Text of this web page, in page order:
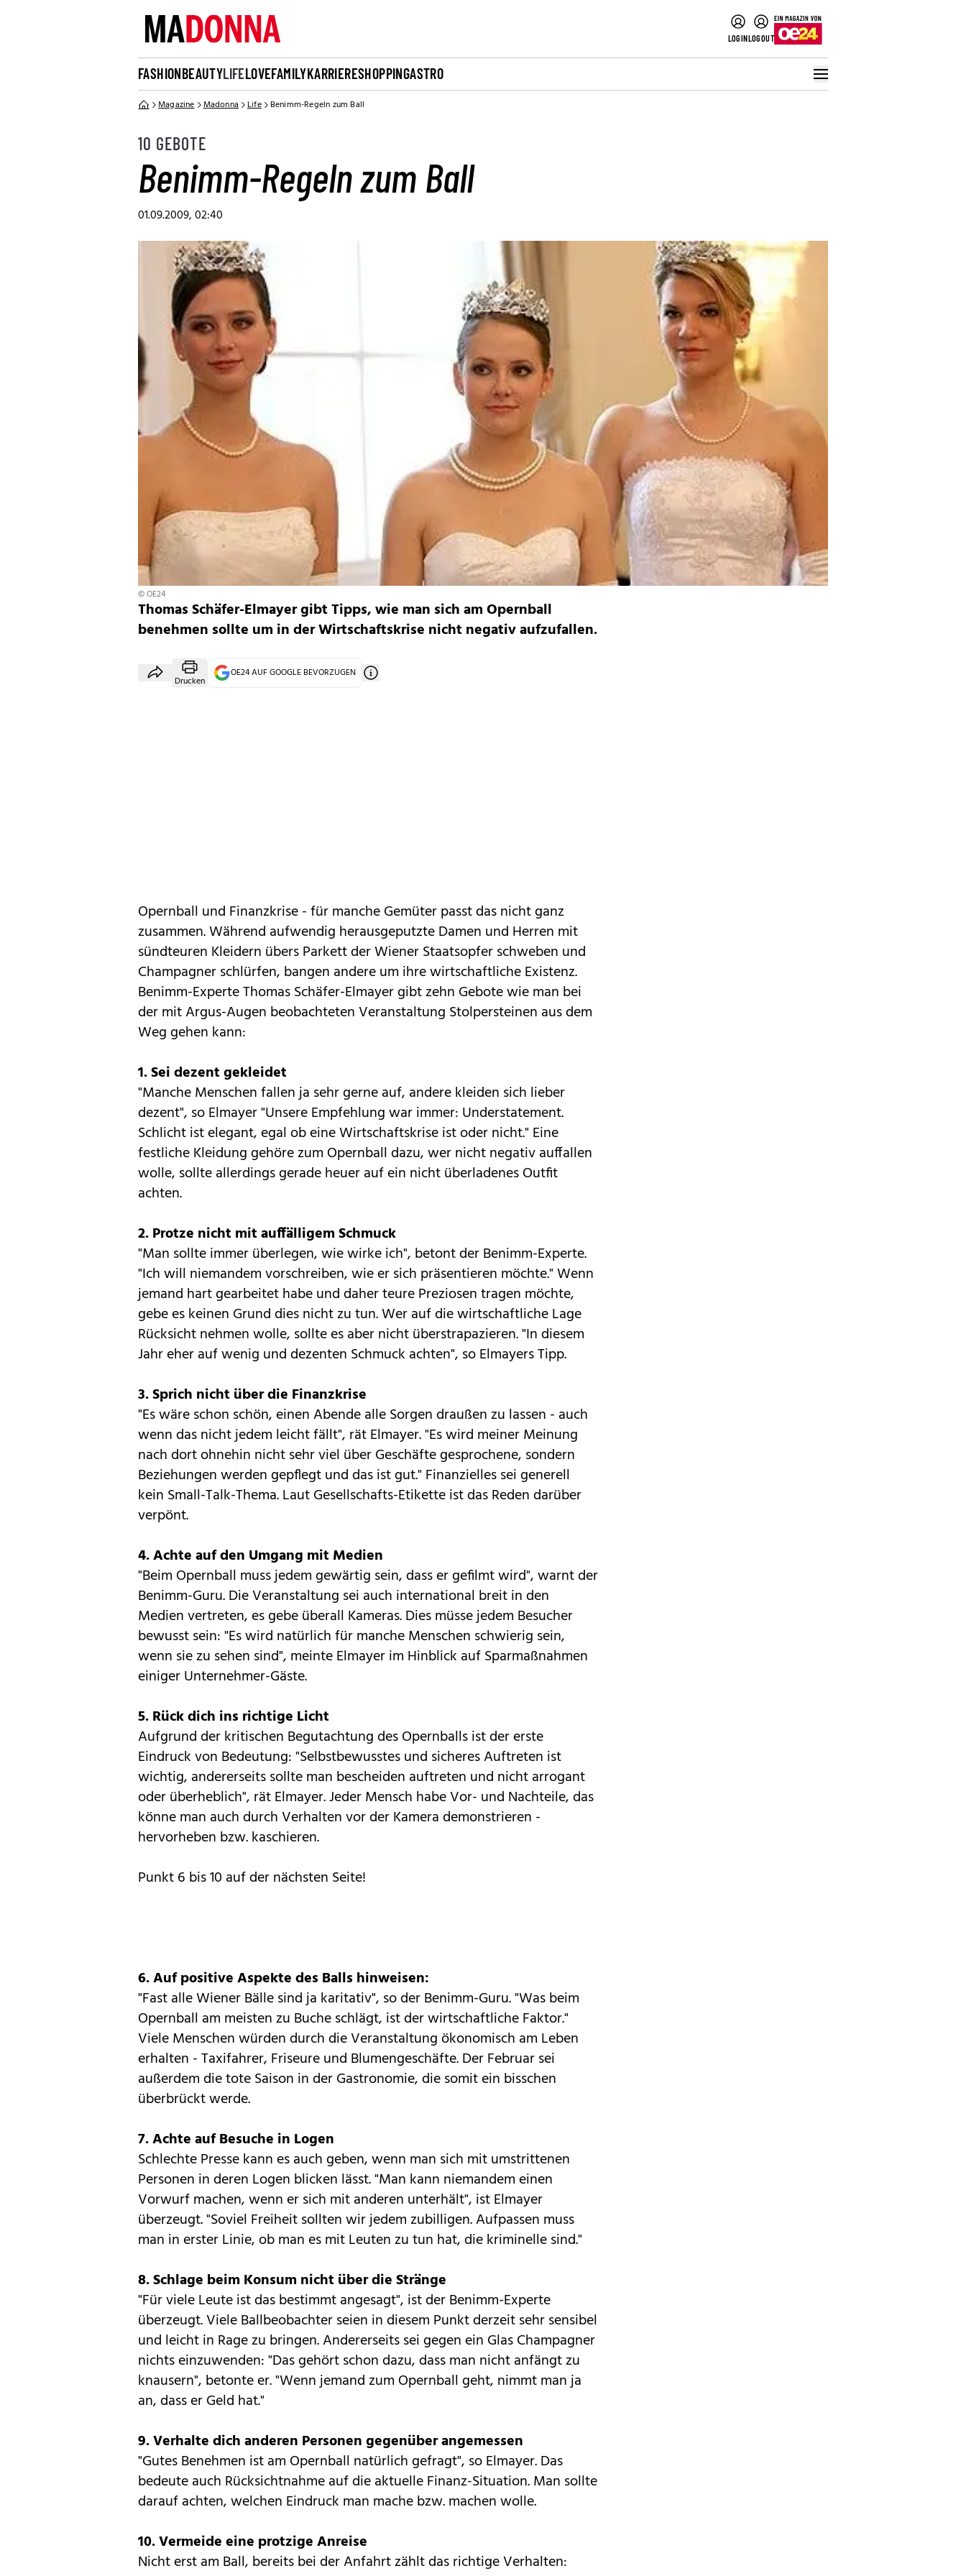
LOGINLOGOUT
FASHIONBEAUTYLIFELOVEFAMILYKARRIERESHOPPINGASTRO
Magazine Madonna Life Benimm-Regeln zum Ball
10 GEBOTE
Benimm-Regeln zum Ball
01.09.2009, 02:40
© OE24
Thomas Schäfer-Elmayer gibt Tipps, wie man sich am Opernball
benehmen sollte um in der Wirtschaftskrise nicht negativ aufzufallen.
Drucken
OE24 AUF GOOGLE BEVORZUGEN
Opernball und Finanzkrise - für manche Gemüter passt das nicht ganz
zusammen. Während aufwendig herausgeputzte Damen und Herren mit
sündteuren Kleidern übers Parkett der Wiener Staatsopfer schweben und
Champagner schlürfen, bangen andere um ihre wirtschaftliche Existenz.
Benimm-Experte Thomas Schäfer-Elmayer gibt zehn Gebote wie man bei
der mit Argus-Augen beobachteten Veranstaltung Stolpersteinen aus dem
Weg gehen kann:
1. Sei dezent gekleidet
"Manche Menschen fallen ja sehr gerne auf, andere kleiden sich lieber
dezent", so Elmayer "Unsere Empfehlung war immer: Understatement.
Schlicht ist elegant, egal ob eine Wirtschaftskrise ist oder nicht." Eine
festliche Kleidung gehöre zum Opernball dazu, wer nicht negativ auffallen
wolle, sollte allerdings gerade heuer auf ein nicht überladenes Outfit
achten.
2. Protze nicht mit auffälligem Schmuck
"Man sollte immer überlegen, wie wirke ich", betont der Benimm-Experte.
"Ich will niemandem vorschreiben, wie er sich präsentieren möchte." Wenn
jemand hart gearbeitet habe und daher teure Preziosen tragen möchte,
gebe es keinen Grund dies nicht zu tun. Wer auf die wirtschaftliche Lage
Rücksicht nehmen wolle, sollte es aber nicht überstrapazieren. "In diesem
Jahr eher auf wenig und dezenten Schmuck achten", so Elmayers Tipp.
3. Sprich nicht über die Finanzkrise
"Es wäre schon schön, einen Abende alle Sorgen draußen zu lassen - auch
wenn das nicht jedem leicht fällt", rät Elmayer. "Es wird meiner Meinung
nach dort ohnehin nicht sehr viel über Geschäfte gesprochene, sondern
Beziehungen werden gepflegt und das ist gut." Finanzielles sei generell
kein Small-Talk-Thema. Laut Gesellschafts-Etikette ist das Reden darüber
verpönt.
4. Achte auf den Umgang mit Medien
"Beim Opernball muss jedem gewärtig sein, dass er gefilmt wird", warnt der
Benimm-Guru. Die Veranstaltung sei auch international breit in den
Medien vertreten, es gebe überall Kameras. Dies müsse jedem Besucher
bewusst sein: "Es wird natürlich für manche Menschen schwierig sein,
wenn sie zu sehen sind", meinte Elmayer im Hinblick auf Sparmaßnahmen
einiger Unternehmer-Gäste.
5. Rück dich ins richtige Licht
Aufgrund der kritischen Begutachtung des Opernballs ist der erste
Eindruck von Bedeutung: "Selbstbewusstes und sicheres Auftreten ist
wichtig, andererseits sollte man bescheiden auftreten und nicht arrogant
oder überheblich", rät Elmayer. Jeder Mensch habe Vor- und Nachteile, das
könne man auch durch Verhalten vor der Kamera demonstrieren -
hervorheben bzw. kaschieren.
Punkt 6 bis 10 auf der nächsten Seite!
6. Auf positive Aspekte des Balls hinweisen:
"Fast alle Wiener Bälle sind ja karitativ", so der Benimm-Guru. "Was beim
Opernball am meisten zu Buche schlägt, ist der wirtschaftliche Faktor."
Viele Menschen würden durch die Veranstaltung ökonomisch am Leben
erhalten - Taxifahrer, Friseure und Blumengeschäfte. Der Februar sei
außerdem die tote Saison in der Gastronomie, die somit ein bisschen
überbrückt werde.
7. Achte auf Besuche in Logen
Schlechte Presse kann es auch geben, wenn man sich mit umstrittenen
Personen in deren Logen blicken lässt. "Man kann niemandem einen
Vorwurf machen, wenn er sich mit anderen unterhält", ist Elmayer
überzeugt. "Soviel Freiheit sollten wir jedem zubilligen. Aufpassen muss
man in erster Linie, ob man es mit Leuten zu tun hat, die kriminelle sind."
8. Schlage beim Konsum nicht über die Stränge
"Für viele Leute ist das bestimmt angesagt", ist der Benimm-Experte
überzeugt. Viele Ballbeobachter seien in diesem Punkt derzeit sehr sensibel
und leicht in Rage zu bringen. Andererseits sei gegen ein Glas Champagner
nichts einzuwenden: "Das gehört schon dazu, dass man nicht anfängt zu
knausern", betonte er. "Wenn jemand zum Opernball geht, nimmt man ja
an, dass er Geld hat."
9. Verhalte dich anderen Personen gegenüber angemessen
"Gutes Benehmen ist am Opernball natürlich gefragt", so Elmayer. Das
bedeute auch Rücksichtnahme auf die aktuelle Finanz-Situation. Man sollte
darauf achten, welchen Eindruck man mache bzw. machen wolle.
10. Vermeide eine protzige Anreise
Nicht erst am Ball, bereits bei der Anfahrt zählt das richtige Verhalten: